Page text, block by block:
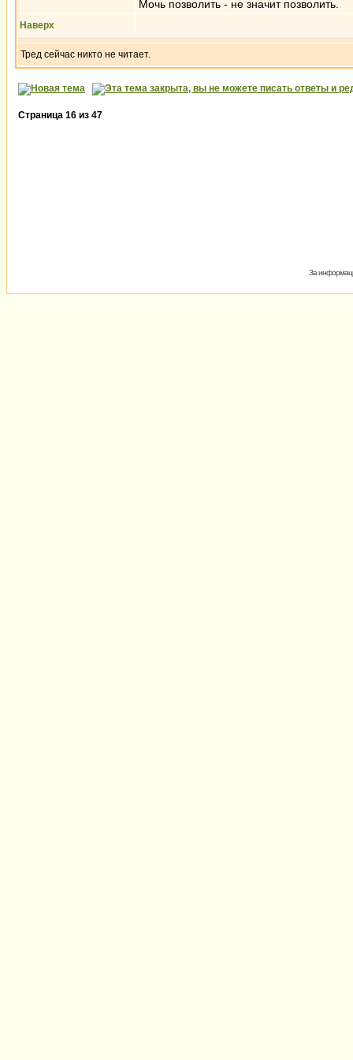
Мочь позволить - не значит позволить.
Наверх
Тред сейчас никто не читает.
Страница 16 из 47
За